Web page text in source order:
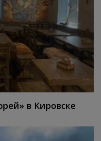
в Кировске